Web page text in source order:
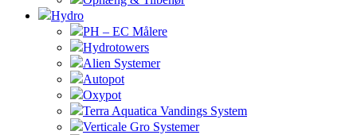
Hydro
PH – EC Målere
Hydrotowers
Alien Systemer
Autopot
Oxypot
Terra Aquatica Vandings System
Verticale Gro Systemer